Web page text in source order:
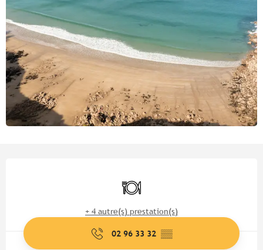
Restaurant
+ 4 autre(s) prestation(s)
02 96 33 32 ▒▒